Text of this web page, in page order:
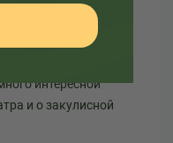
в разное время, а
ждут его.
интересной
и о закулисной